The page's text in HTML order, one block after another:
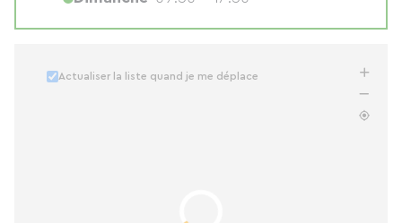
Actualiser la liste quand je me déplace